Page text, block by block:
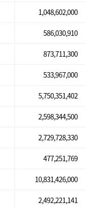
1,048,602,000
586,030,910
873,711,300
533,967,000
5,750,351,402
2,598,344,500
2,729,728,330
477,251,769
10,831,426,000
2,492,221,141